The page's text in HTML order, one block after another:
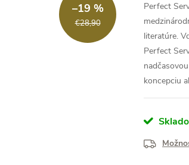
€28,90
–19 %
Perfect
literatúre.
Perfect
koncepciu